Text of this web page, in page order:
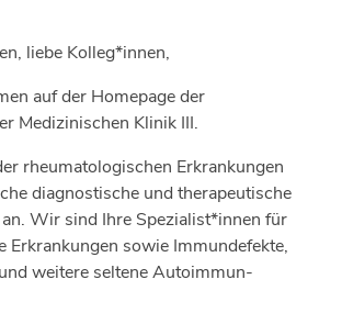
liebe Kolleg*innen,
auf der Homepage der
Medizinischen Klinik III.
rheumatologischen Erkrankungen
diagnostische und therapeutische
Wir sind Ihre Spezialist*innen für
Erkrankungen sowie Immundefekte,
weitere seltene Autoimmun-